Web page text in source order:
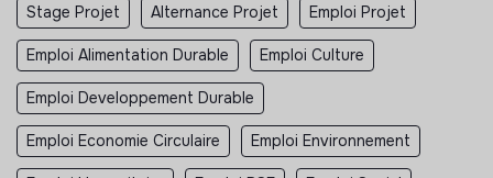
Stage Projet Alternance Projet Emploi Projet
Emploi Alimentation Durable Emploi Culture
Emploi Developpement Durable
Emploi Economie Circulaire Emploi Environnement